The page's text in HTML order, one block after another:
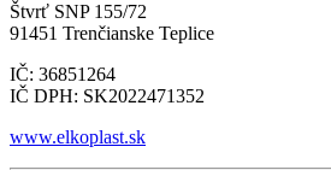
Štvrť SNP 155/72
91451 Trenčianske Teplice
IČ: 36851264
IČ DPH: SK2022471352
www.elkoplast.sk